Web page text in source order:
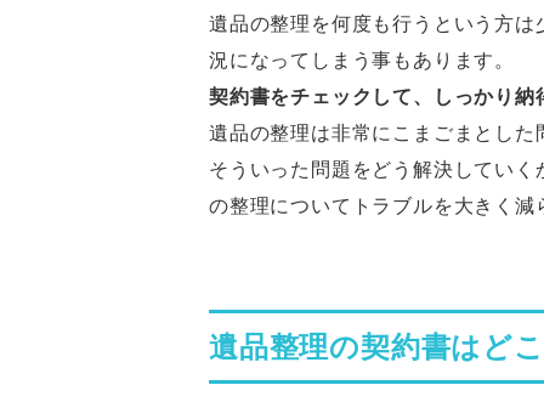
遺品の整理を何度も行うという方
況になってしまう事もあります。
契約書をチェックして、しっかり
遺品の整理は非常にこまごまとした
そういった問題をどう解決してい
の整理についてトラブルを大きく
遺品整理の契約書はど